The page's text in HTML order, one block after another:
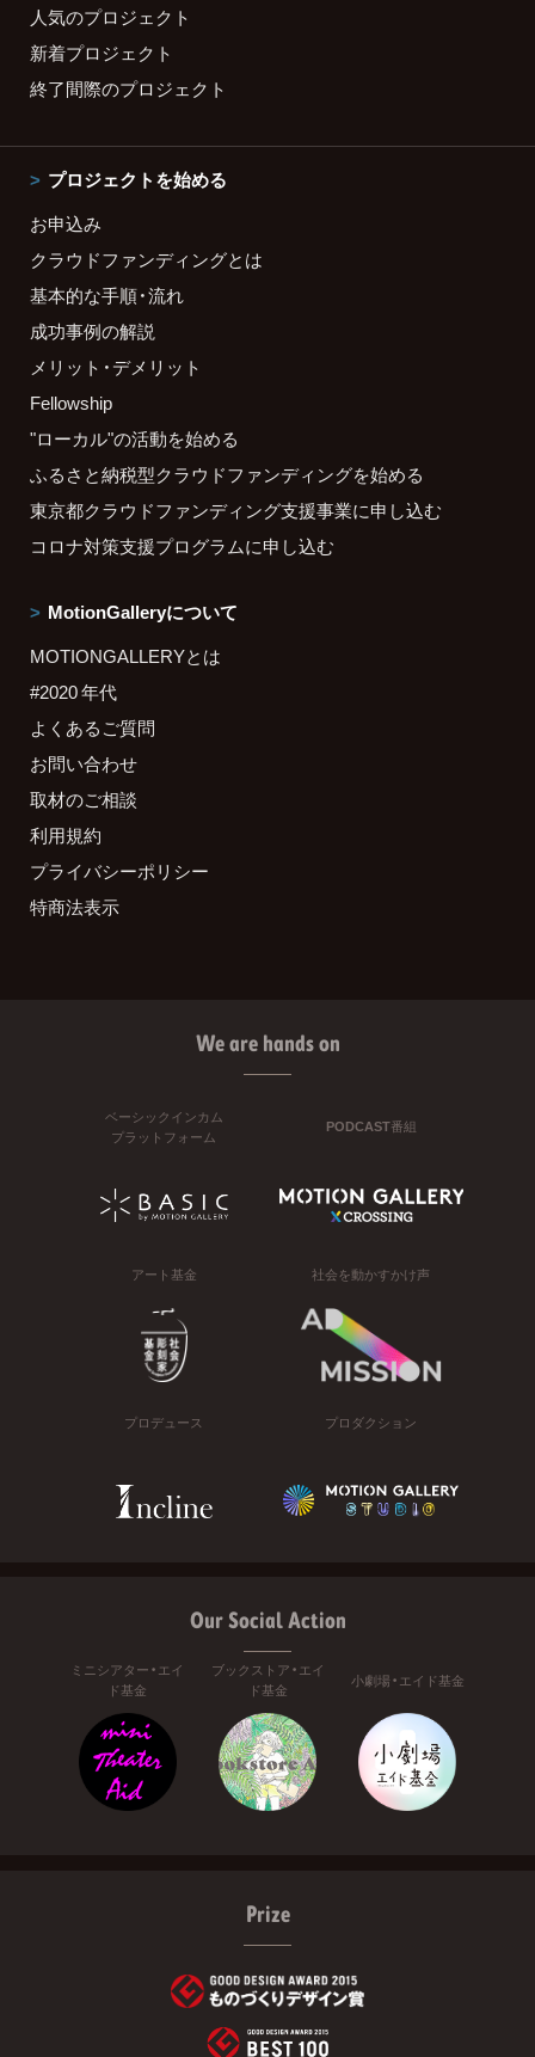
人気のプロジェクト
新着プロジェクト
終了間際のプロジェクト
プロジェクトを始める
お申込み
クラウドファンディングとは
基本的な手順・流れ
成功事例の解説
メリット・デメリット
Fellowship
"ローカル"の活動を始める
ふるさと納税型クラウドファンディングを始める
東京都クラウドファンディング支援事業に申し込む
コロナ対策支援プログラムに申し込む
MotionGalleryについて
MOTIONGALLERYとは
#2020 年代
よくあるご質問
お問い合わせ
取材のご相談
利用規約
プライバシーポリシー
特商法表示
We are hands on
ベーシックインカム
プラットフォーム
PODCAST番組
アート基金 社会を動かすかけ声
プロデュース プロダクション
Our Social Action
ミニシアター・エイ
ド基金
ブックストア・エイ
ド基金
小劇場・エイド基金
Prize